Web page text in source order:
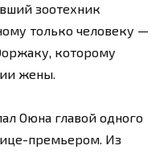
зоотехник
только человеку —
которому
жены.
Оюна главой одного
премьером. Из